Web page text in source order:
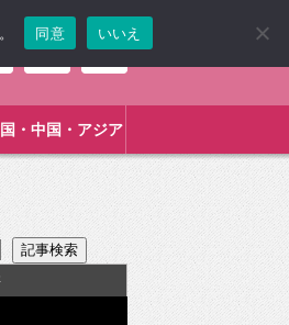
・中国・アジア
同意 いいえ